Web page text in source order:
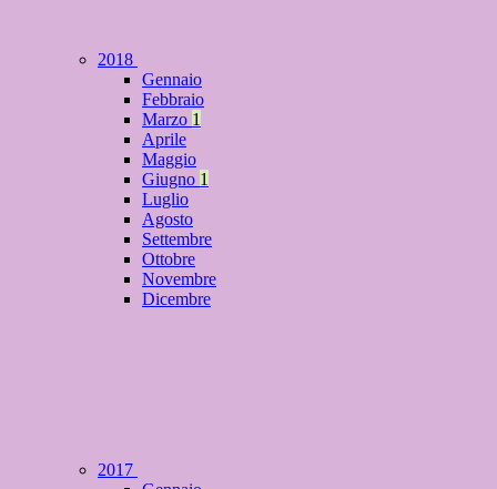
2018
Gennaio
Febbraio
Marzo 1
Aprile
Maggio
Giugno 1
Luglio
Agosto
Settembre
Ottobre
Novembre
Dicembre
2017